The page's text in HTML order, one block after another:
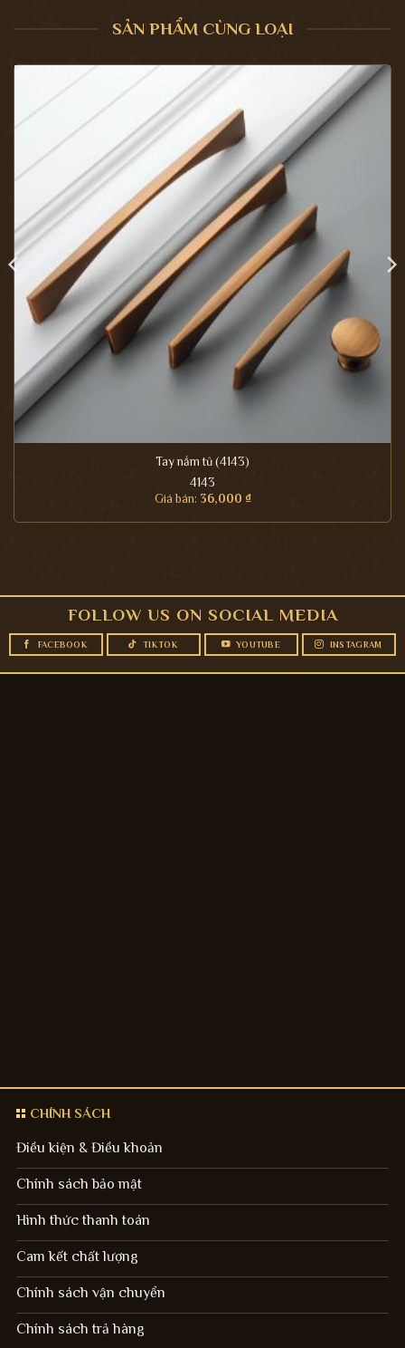
SẢN PHẨM CÙNG LOẠI
Tay nắm tủ (4143)
4143
Giá bán: 36,000 ₫
FOLLOW US ON SOCIAL MEDIA
FACEBOOK TIKTOK YOUTUBE INSTAGRAM
CHÍNH SÁCH
Điều kiện & Điều khoản
Chính sách bảo mật
Hình thức thanh toán
Cam kết chất lượng
Chính sách vận chuyển
Chính sách trả hàng